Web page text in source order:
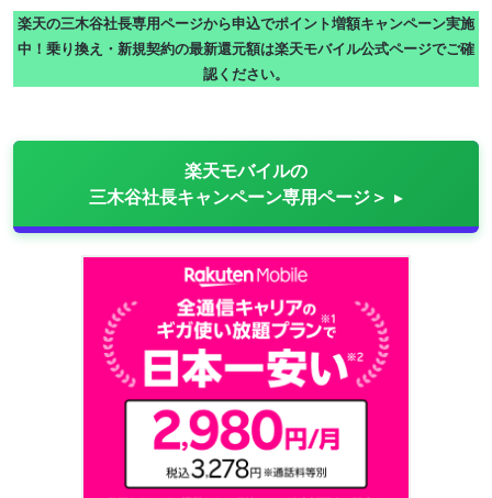
楽天の三木谷社長専用ページから申込でポイント増額キャンペーン実施
中！乗り換え・新規契約の最新還元額は楽天モバイル公式ページでご確
認ください。
楽天モバイルの
三木谷社長キャンペーン専用ページ＞